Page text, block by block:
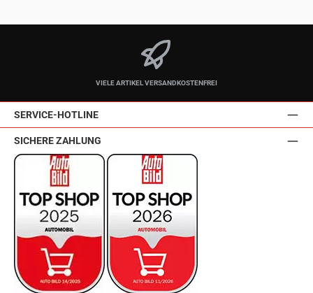
VIELE ARTIKEL VERSANDKOSTENFREI
SERVICE-HOTLINE
SICHERE ZAHLUNG